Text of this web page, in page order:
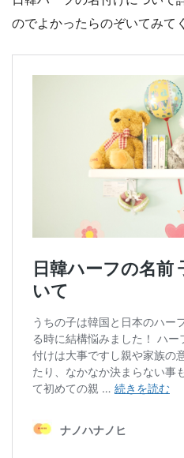
のでよかったらのぞいてみて